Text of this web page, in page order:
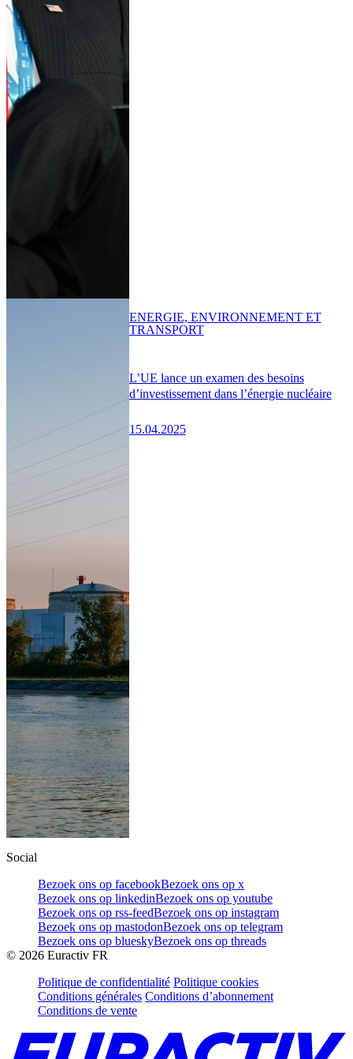
L’UE lance un examen des besoins
d’investissement dans l’énergie nucléaire
15.04.2025
ENERGIE, ENVIRONNEMENT ET
TRANSPORT
Social
Bezoek ons op facebookBezoek ons op x
Bezoek ons op linkedinBezoek ons op youtube
Bezoek ons op rss-feedBezoek ons op instagram
Bezoek ons op mastodonBezoek ons op telegram
Bezoek ons op blueskyBezoek ons op threads
© 2026 Euractiv FR
Politique de confidentialité Politique cookies
Conditions générales Conditions d’abonnement
Conditions de vente